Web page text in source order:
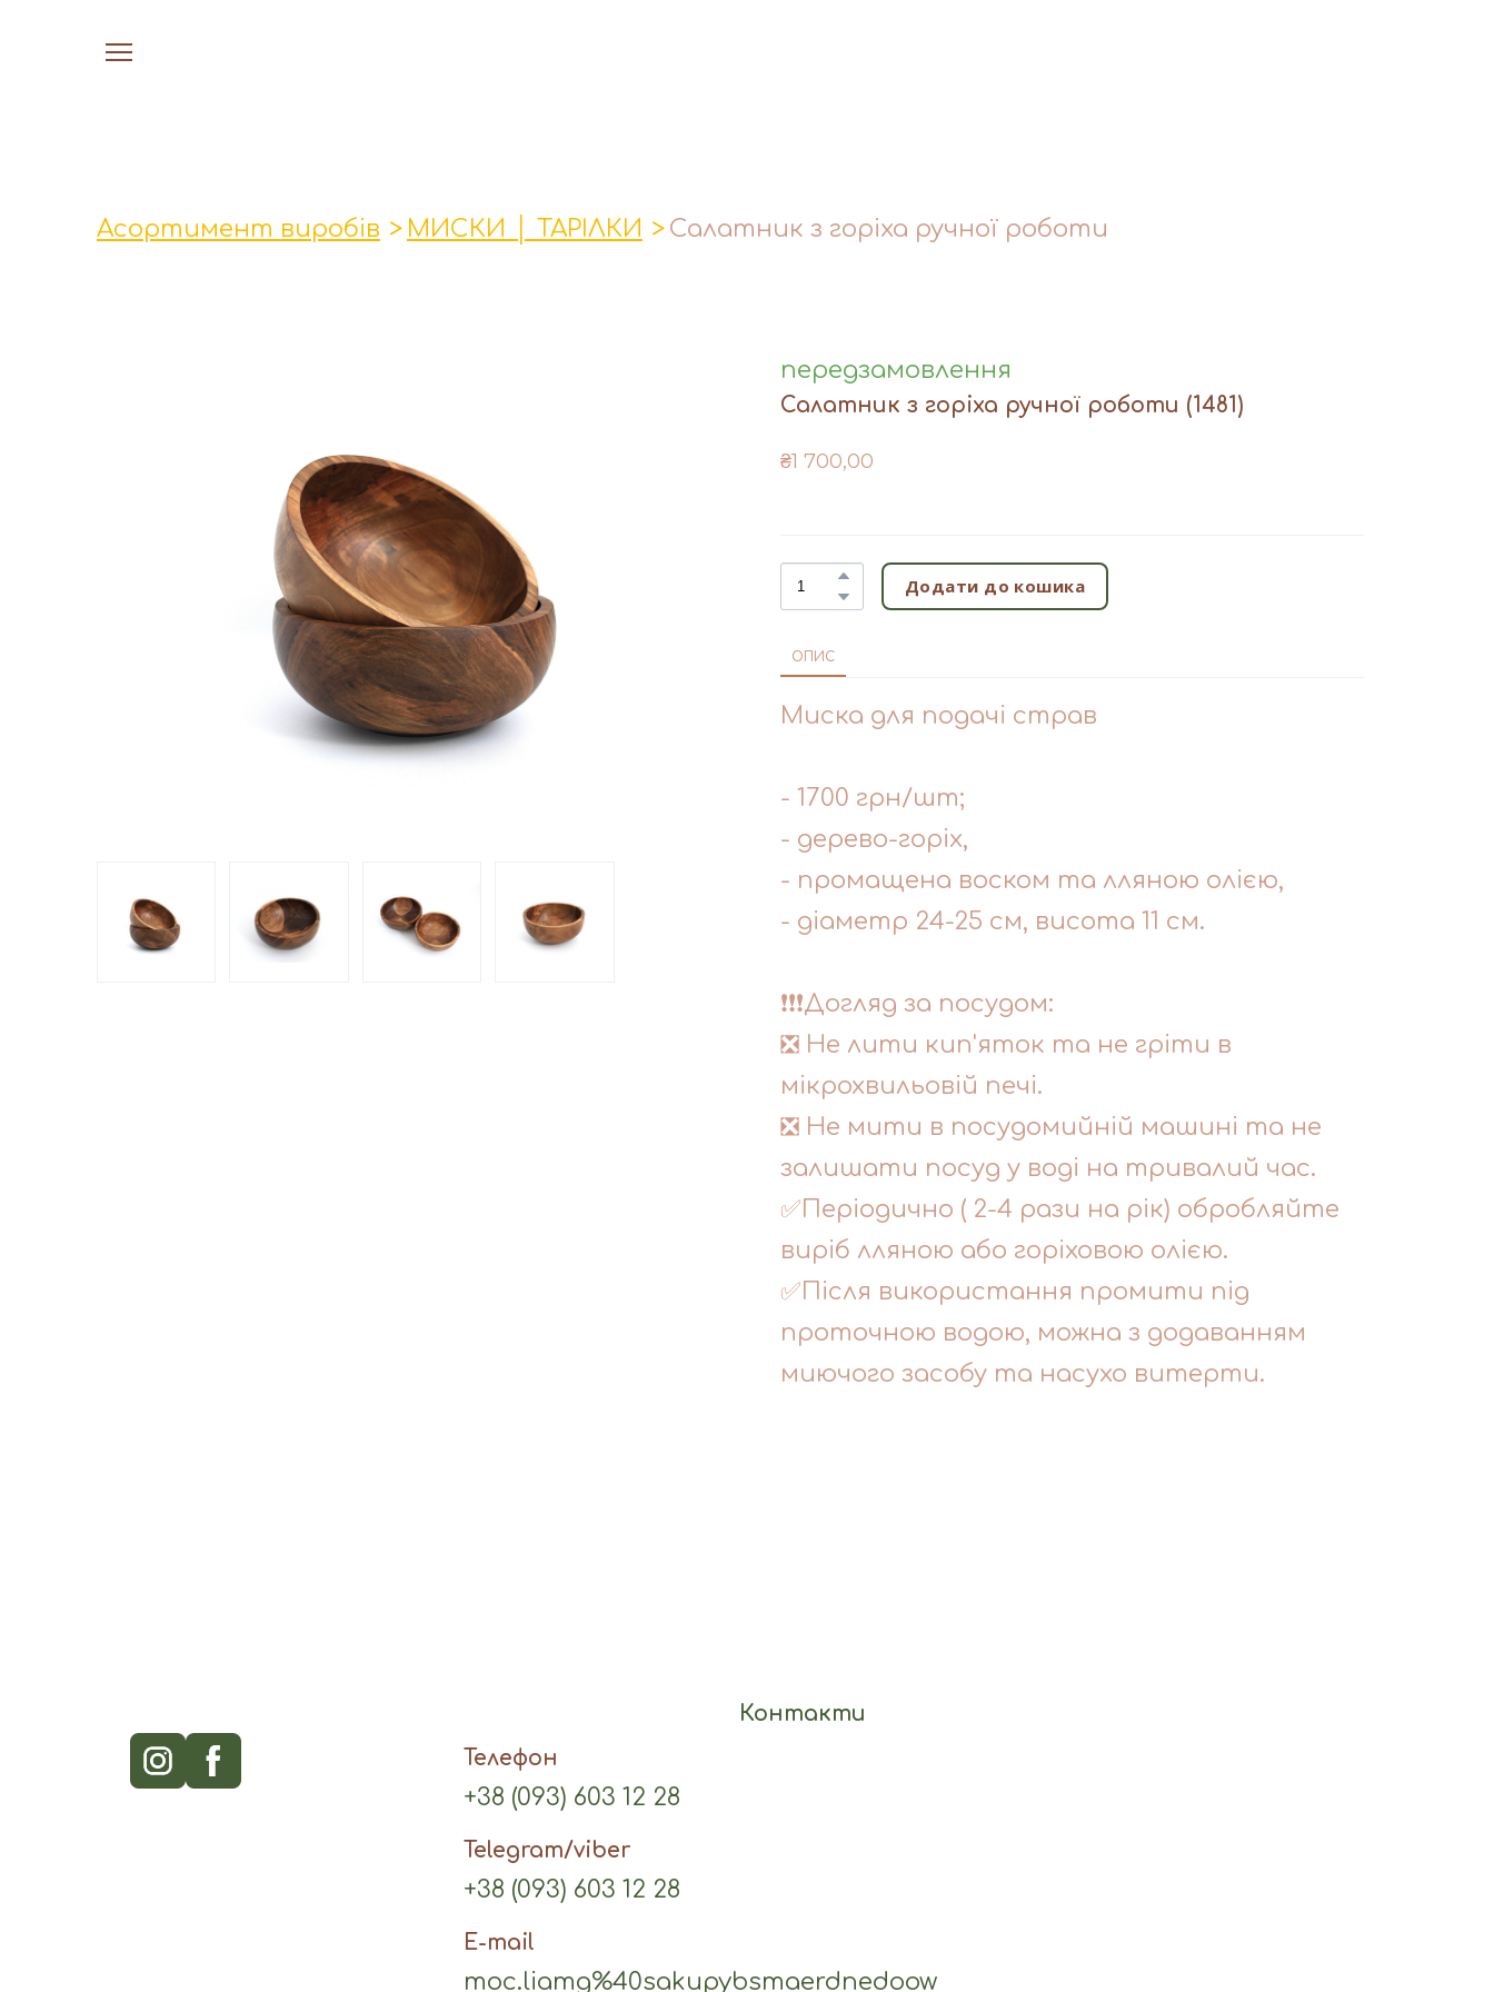
Асортимент виробів МИСКИ │ ТАРІЛКИ Салатник з горіха ручної роботи
передзамовлення
Салатник з горіха ручної роботи (1481)
₴1 700,00
Додати до кошика
ОПИС
Миска для подачі страв
- 1700 грн/шт;
- дерево-горіх,
- промащена воском та лляною олією,
- діаметр 24-25 см, висота 11 см.
❗❗❗Догляд за посудом:
❎ Не лити кип'яток та не гріти в
мікрохвильовій печі.
❎ Не мити в посудомийній машині та не
залишати посуд у воді на тривалий час.
✅Періодично ( 2-4 рази на рік) обробляйте
виріб лляною або горіховою олією.
✅Після використання промити під
проточною водою, можна з додаванням
миючого засобу та насухо витерти.
Контакти
Телефон
+38 (093) 603 12 28
Telegram/viber
+38 (093) 603 12 28
E-mail
moc.liamg%40sakupybsmaerdnedoow